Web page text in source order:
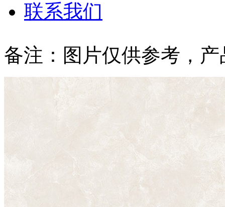
联系我们
备注：图片仅供参考，